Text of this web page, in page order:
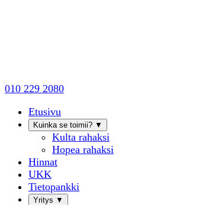
010 229 2080
Etusivu
Kuinka se toimii? ▼
Kulta rahaksi
Hopea rahaksi
Hinnat
UKK
Tietopankki
Yritys ▼